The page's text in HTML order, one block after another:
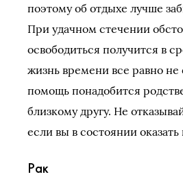
поэтому об отдыхе лучше
При удачном стечении
освободиться получится в
жизнь времени все равно не
помощь понадобится
близкому другу. Не
если вы в состоянии
Рак